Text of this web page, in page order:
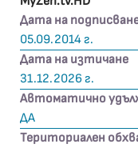
Дата на
05.09.2014 г.
Дата на изтичане
31.12.2026 г.
Автоматично
ДА
Териториален